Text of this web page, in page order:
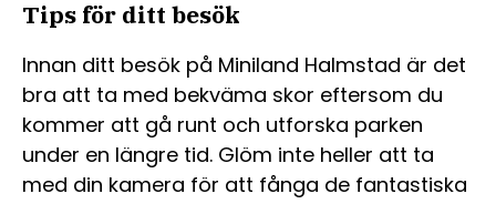
Tips för ditt besök
Innan ditt besök på Miniland Halmstad är det
bra att ta med bekväma skor eftersom du
kommer att gå runt och utforska parken
under en längre tid. Glöm inte heller att ta
med din kamera för att fånga de fantastiska